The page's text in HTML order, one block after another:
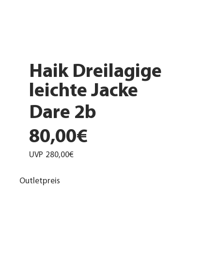
Haik Dreilagige
leichte Jacke
Dare 2b
80,00€
UVP 280,00€
Outletpreis